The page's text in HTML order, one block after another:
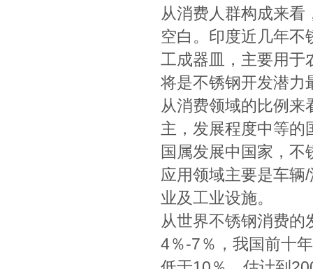
从消费人群构成来
空白。印度近几年
工成器皿，主要用于
将是不锈钢开发潜力
从消费领域的比例
主，发展程度中等的
国属发展中国家，
应用领域主要是车辆
业及工业设施。
从世界不锈钢消费
4％-7％，我国前十